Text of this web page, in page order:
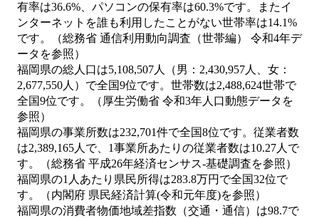
有率は36.6%、パソコンの保有率は60.3%です。またイ
ンターネットを誰も利用したことがない世帯率は14.1%
です。（総務省 通信利用動向調査（世帯編） 令和4年デ
ータを参照）
福岡県の総人口は5,108,507人（男：2,430,957人、女：
2,677,550人）で全国9位です。世帯数は2,488,624世帯で
全国9位です。（厚生労働省 令和3年人口動態データを
参照）
福岡県の事業所数は232,701件で全国8位です。従業者数
は2,389,165人で、1事業所あたりの従業者数は10.27人で
す。（総務省 平成26年経済センサス‐基礎調査を参照）
福岡県の1人あたり県民所得は283.8万円で全国32位で
す。（内閣府 県民経済計算(令和元年度)を参照）
福岡県の消費者物価地域差指数（交通・通信）は98.7で